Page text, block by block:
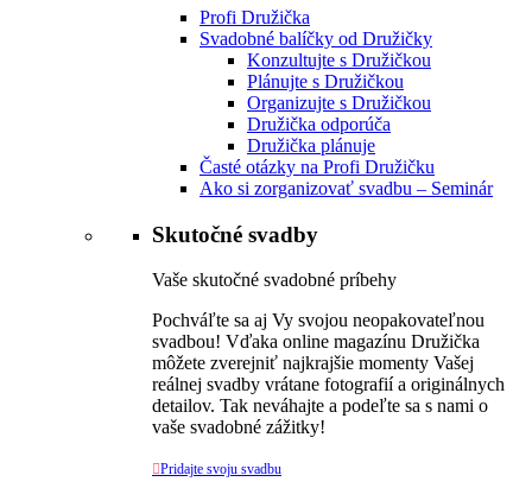
Profi Družička
Svadobné balíčky od Družičky
Konzultujte s Družičkou
Plánujte s Družičkou
Organizujte s Družičkou
Družička odporúča
Družička plánuje
Časté otázky na Profi Družičku
Ako si zorganizovať svadbu – Seminár
Skutočné svadby
Vaše skutočné svadobné príbehy
Pochváľte sa aj Vy svojou neopakovateľnou
svadbou! Vďaka online magazínu Družička
môžete zverejniť najkrajšie momenty Vašej
reálnej svadby vrátane fotografií a originálnych
detailov. Tak neváhajte a podeľte sa s nami o
vaše svadobné zážitky!
Pridajte svoju svadbu